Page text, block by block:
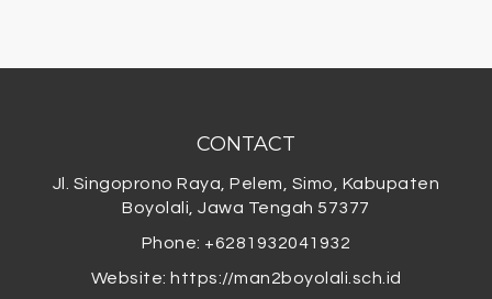
CONTACT
Jl. Singoprono Raya, Pelem, Simo, Kabupaten
Boyolali, Jawa Tengah 57377
Phone: +6281932041932
Website: https://man2boyolali.sch.id